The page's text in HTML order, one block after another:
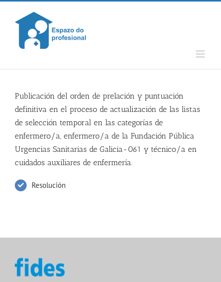
Skip
content
Publicación del orden de prelación y puntuación
definitiva en el proceso de actualización de las listas
de selección temporal en las categorías de
enfermero/a, enfermero/a de la Fundación Pública
Urgencias Sanitarias de Galicia-061 y técnico/a en
cuidados auxiliares de enfermería.
Resolución